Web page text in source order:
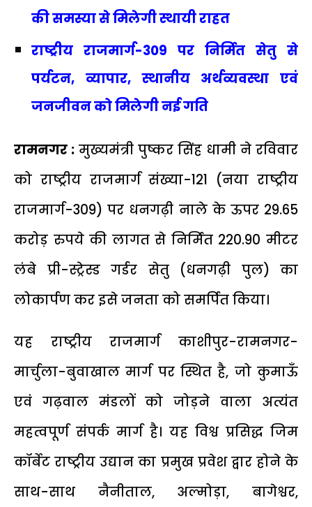
की समस्या से मिलेगी स्थायी राहत
राष्ट्रीय राजमार्ग-309 पर निर्मित सेतु से
पर्यटन, व्यापार, स्थानीय अर्थव्यवस्था एवं
जनजीवन को मिलेगी नई गति
रामनगर : मुख्यमंत्री पुष्कर सिंह धामी ने रविवार
को राष्ट्रीय राजमार्ग संख्या-121 (नया राष्ट्रीय
राजमार्ग-309) पर धनगढ़ी नाले के ऊपर 29.65
करोड़ रुपये की लागत से निर्मित 220.90 मीटर
लंबे प्री-स्ट्रेस्ड गर्डर सेतु (धनगढ़ी पुल) का
लोकार्पण कर इसे जनता को समर्पित किया।
यह राष्ट्रीय राजमार्ग काशीपुर-रामनगर-
मार्चुला-बुवाखाल मार्ग पर स्थित है, जो कुमाऊँ
एवं गढ़वाल मंडलों को जोड़ने वाला अत्यंत
महत्वपूर्ण संपर्क मार्ग है। यह विश्व प्रसिद्ध जिम
कॉर्बेट राष्ट्रीय उद्यान का प्रमुख प्रवेश द्वार होने के
साथ-साथ नैनीताल, अल्मोड़ा, बागेश्वर,